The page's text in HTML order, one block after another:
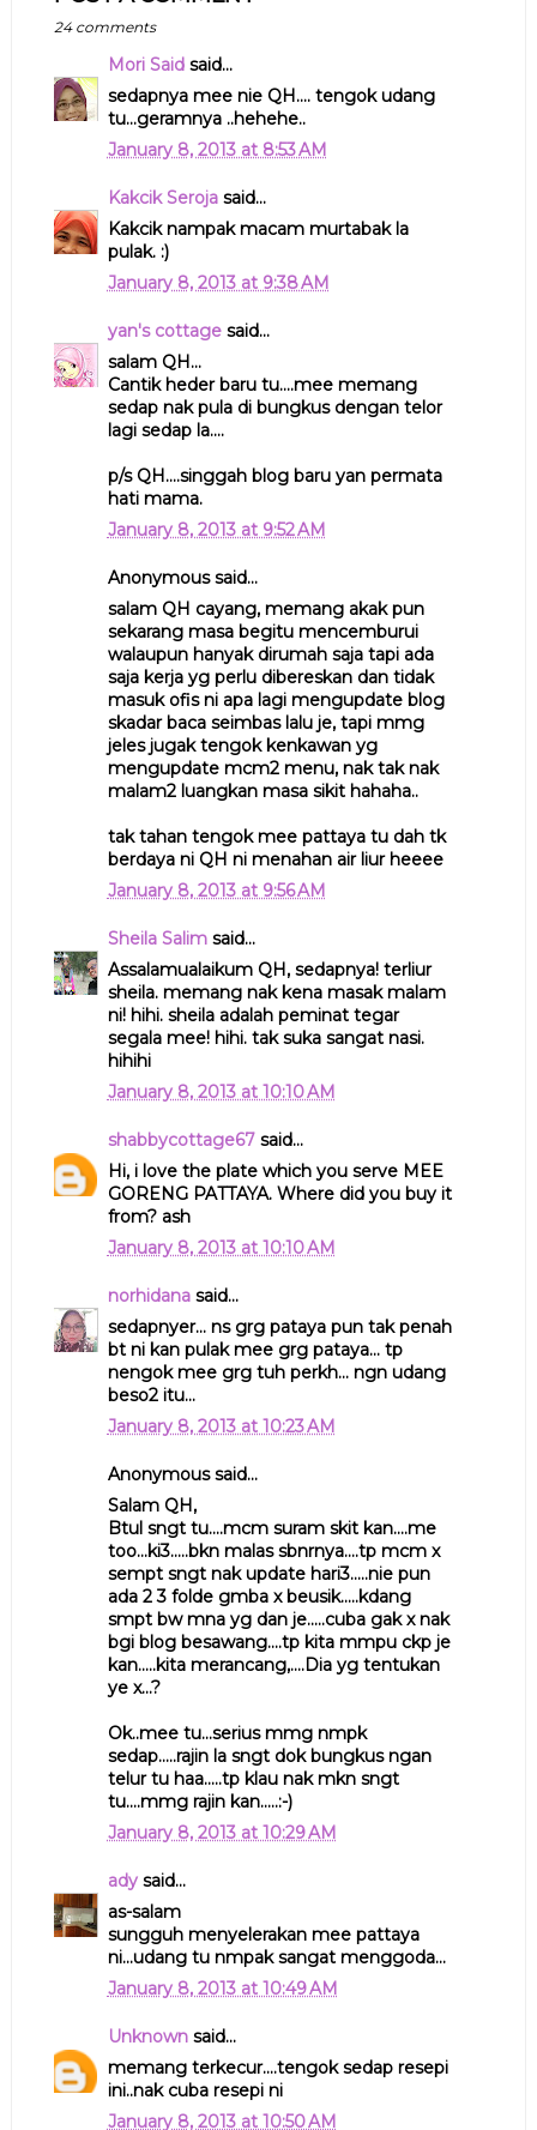
24 comments
Mori Saidsaid...
sedapnya mee nie QH.... tengok udang
tu...geramnya ..hehehe..
January 8, 2013 at 8:53 AM
Kakcik Serojasaid...
Kakcik nampak macam murtabak la
pulak. :)
January 8, 2013 at 9:38 AM
yan's cottagesaid...
salam QH...
Cantik heder baru tu....mee memang
sedap nak pula di bungkus dengan telor
lagi sedap la....
p/s QH....singgah blog baru yan permata
hati mama.
January 8, 2013 at 9:52 AM
Anonymous said...
salam QH cayang, memang akak pun
sekarang masa begitu mencemburui
walaupun hanyak dirumah saja tapi ada
saja kerja yg perlu dibereskan dan tidak
masuk ofis ni apa lagi mengupdate blog
skadar baca seimbas lalu je, tapi mmg
jeles jugak tengok kenkawan yg
mengupdate mcm2 menu, nak tak nak
malam2 luangkan masa sikit hahaha..
tak tahan tengok mee pattaya tu dah tk
berdaya ni QH ni menahan air liur heeee
January 8, 2013 at 9:56 AM
Sheila Salimsaid...
Assalamualaikum QH, sedapnya! terliur
sheila. memang nak kena masak malam
ni! hihi. sheila adalah peminat tegar
segala mee! hihi. tak suka sangat nasi.
hihihi
January 8, 2013 at 10:10 AM
shabbycottage67said...
Hi, i love the plate which you serve MEE
GORENG PATTAYA. Where did you buy it
from? ash
January 8, 2013 at 10:10 AM
norhidanasaid...
sedapnyer... ns grg pataya pun tak penah
bt ni kan pulak mee grg pataya... tp
nengok mee grg tuh perkh... ngn udang
beso2 itu...
January 8, 2013 at 10:23 AM
Anonymous said...
Salam QH,
Btul sngt tu....mcm suram skit kan....me
too...ki3.....bkn malas sbnrnya....tp mcm x
sempt sngt nak update hari3.....nie pun
ada 2 3 folde gmba x beusik.....kdang
smpt bw mna yg dan je.....cuba gak x nak
bgi blog besawang....tp kita mmpu ckp je
kan.....kita merancang,....Dia yg tentukan
ye x...?
Ok..mee tu...serius mmg nmpk
sedap.....rajin la sngt dok bungkus ngan
telur tu haa.....tp klau nak mkn sngt
tu....mmg rajin kan.....:-)
January 8, 2013 at 10:29 AM
adysaid...
as-salam
sungguh menyelerakan mee pattaya
ni...udang tu nmpak sangat menggoda...
January 8, 2013 at 10:49 AM
Unknownsaid...
memang terkecur....tengok sedap resepi
ini..nak cuba resepi ni
January 8, 2013 at 10:50 AM